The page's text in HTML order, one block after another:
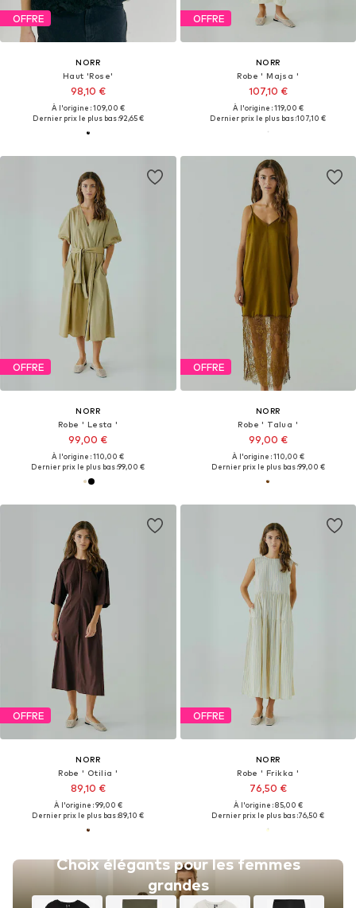
OFFRE
NORR
Haut 'Rose'
98,10 €
À l'origine : 109,00 €
Dernier prix le plus bas :92,65 €
OFFRE
NORR
Robe ' Majsa '
107,10 €
À l'origine : 119,00 €
Dernier prix le plus bas :107,10 €
OFFRE
NORR
Robe ' Lesta '
99,00 €
À l'origine : 110,00 €
Dernier prix le plus bas :99,00 €
OFFRE
NORR
Robe ' Talua '
99,00 €
À l'origine : 110,00 €
Dernier prix le plus bas :99,00 €
OFFRE
NORR
Robe ' Otilia '
89,10 €
À l'origine : 99,00 €
Dernier prix le plus bas :89,10 €
Choix élégants pour les femmes
grandes
OFFRE
NORR
Robe ' Frikka '
76,50 €
À l'origine : 85,00 €
Dernier prix le plus bas :76,50 €